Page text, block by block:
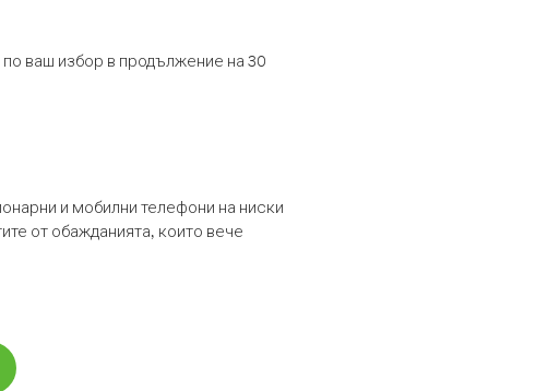
ваш избор в продължение на 30
и мобилни телефони на ниски
от обажданията, които вече